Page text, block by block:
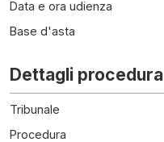
Data e ora udienza
Base d'asta
Dettagli procedura
Tribunale
Procedura